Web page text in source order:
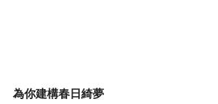
為你建構春日綺夢